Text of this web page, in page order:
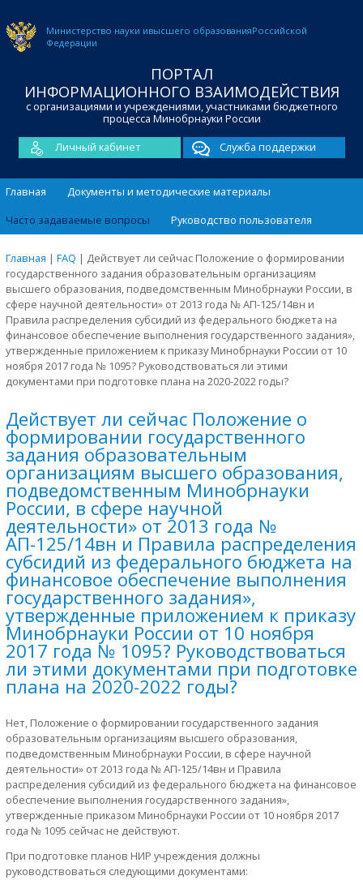
Министерство науки ивысшего образованияРоссийской
Федерации
ПОРТАЛ
ИНФОРМАЦИОННОГО ВЗАИМОДЕЙСТВИЯ
с организациями и учреждениями, участниками бюджетного
процесса Минобрнауки России
Личный кабинет
Служба поддержки
Главная
Документы и методические материалы
Часто задаваемые вопросы
Руководство пользователя
Главная | FAQ | Действует ли сейчас Положение о формировании
государственного задания образовательным организациям
высшего образования, подведомственным Минобрнауки России, в
сфере научной деятельности» от 2013 года № АП-125/14вн и
Правила распределения субсидий из федерального бюджета на
финансовое обеспечение выполнения государственного задания»,
утвержденные приложением к приказу Минобрнауки России от 10
ноября 2017 года № 1095? Руководствоваться ли этими
документами при подготовке плана на 2020-2022 годы?
Действует ли сейчас Положение о
формировании государственного
задания образовательным
организациям высшего образования,
подведомственным Минобрнауки
России, в сфере научной
деятельности» от 2013 года №
АП-125/14вн и Правила распределения
субсидий из федерального бюджета на
финансовое обеспечение выполнения
государственного задания»,
утвержденные приложением к приказу
Минобрнауки России от 10 ноября
2017 года № 1095? Руководствоваться
ли этими документами при подготовке
плана на 2020-2022 годы?
Нет, Положение о формировании государственного задания
образовательным организациям высшего образования,
подведомственным Минобрнауки России, в сфере научной
деятельности» от 2013 года № АП-125/14вн и Правила
распределения субсидий из федерального бюджета на финансовое
обеспечение выполнения государственного задания»,
утвержденные приказом Минобрнауки России от 10 ноября 2017
года № 1095 сейчас не действуют.
При подготовке планов НИР учреждения должны
руководствоваться следующими документами: